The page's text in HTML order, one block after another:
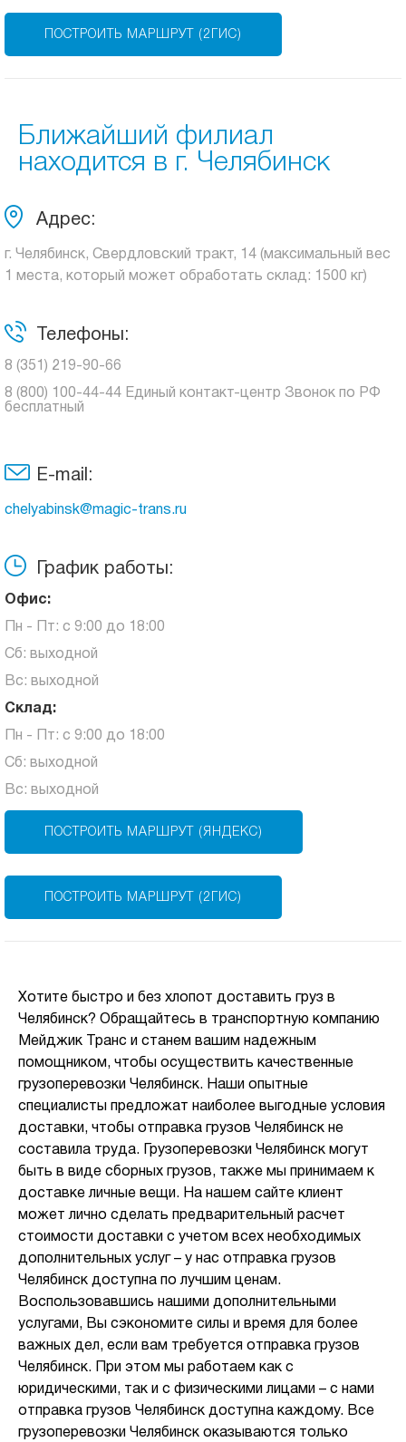
ПОСТРОИТЬ МАРШРУТ (2ГИС)
Ближайший филиал
находится в г. Челябинск
Адрес:
г. Челябинск, Свердловский тракт, 14 (максимальный вес
1 места, который может обработать склад: 1500 кг)
Телефоны:
8 (351) 219-90-66
8 (800) 100-44-44 Единый контакт-центр Звонок по РФ
бесплатный
E-mail:
chelyabinsk@magic-trans.ru
График работы:
Офис:
Пн - Пт: с 9:00 до 18:00
Сб: выходной
Вс: выходной
Склад:
Пн - Пт: с 9:00 до 18:00
Сб: выходной
Вс: выходной
ПОСТРОИТЬ МАРШРУТ (ЯНДЕКС)
ПОСТРОИТЬ МАРШРУТ (2ГИС)
Хотите быстро и без хлопот доставить груз в
Челябинск? Обращайтесь в транспортную компанию
Мейджик Транс и станем вашим надежным
помощником, чтобы осуществить качественные
грузоперевозки Челябинск. Наши опытные
специалисты предложат наиболее выгодные условия
доставки, чтобы отправка грузов Челябинск не
составила труда. Грузоперевозки Челябинск могут
быть в виде сборных грузов, также мы принимаем к
доставке личные вещи. На нашем сайте клиент
может лично сделать предварительный расчет
стоимости доставки с учетом всех необходимых
дополнительных услуг – у нас отправка грузов
Челябинск доступна по лучшим ценам.
Воспользовавшись нашими дополнительными
услугами, Вы сэкономите силы и время для более
важных дел, если вам требуется отправка грузов
Челябинск. При этом мы работаем как с
юридическими, так и с физическими лицами – с нами
отправка грузов Челябинск доступна каждому. Все
грузоперевозки Челябинск оказываются только